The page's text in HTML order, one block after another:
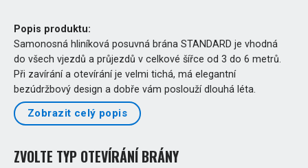
Popis produktu:
Samonosná hliníková posuvná brána STANDARD je vhodná
do všech vjezdů a průjezdů v celkové šířce od 3 do 6 metrů.
Při zavírání a otevírání je velmi tichá, má elegantní
bezúdržbový design a dobře vám poslouží dlouhá léta.
Zobrazit celý popis
ZVOLTE TYP OTEVÍRÁNÍ BRÁNY